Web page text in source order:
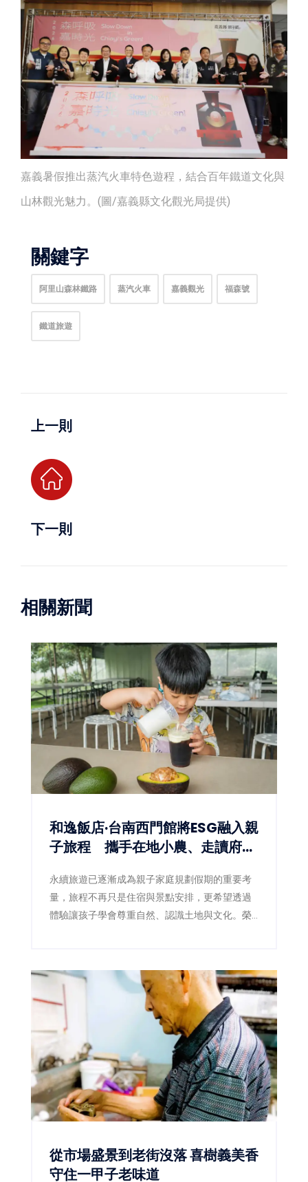
嘉義暑假推出蒸汽火車特色遊程，結合百年鐵道文化與
山林觀光魅力。(圖/嘉義縣文化觀光局提供)
關鍵字
阿里山森林鐵路 蒸汽火車 嘉義觀光 福森號
鐵道旅遊
上一則
下一則
相關新聞
和逸飯店·台南西門館將ESG融入親
子旅程 攜手在地小農、走讀府城
永續旅遊已逐漸成為親子家庭規劃假期的重要考
量，旅程不再只是住宿與景點安排，更希望透過
體驗讓孩子學會尊重自然、認識土地與文化。榮
房瓶裝水、增設飲水設備、不主動提供一次性備
品等環保措施，今年更將永續概念延伸至旅遊內
容，推出結合食農教育的「酪跑農遊趣」住房專
案，以及深度認識府城文化的「府城文化走
讀」，讓親子在旅行中親近自然、探索歷史，也
讓永續不只是口號，而是真正融入每一段家庭旅
程。
從市場盛景到老街沒落 喜樹義美香
守住一甲子老味道